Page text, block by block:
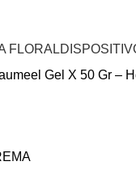
FLORAL
Gel X 50 Gr –